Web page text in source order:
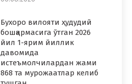
Бухоро вилояти ҳудудий
бошқармасига ўтган 2026
йил 1-ярим йиллик
давомида
истеъмолчилардан жами
868 та мурожаатлар келиб